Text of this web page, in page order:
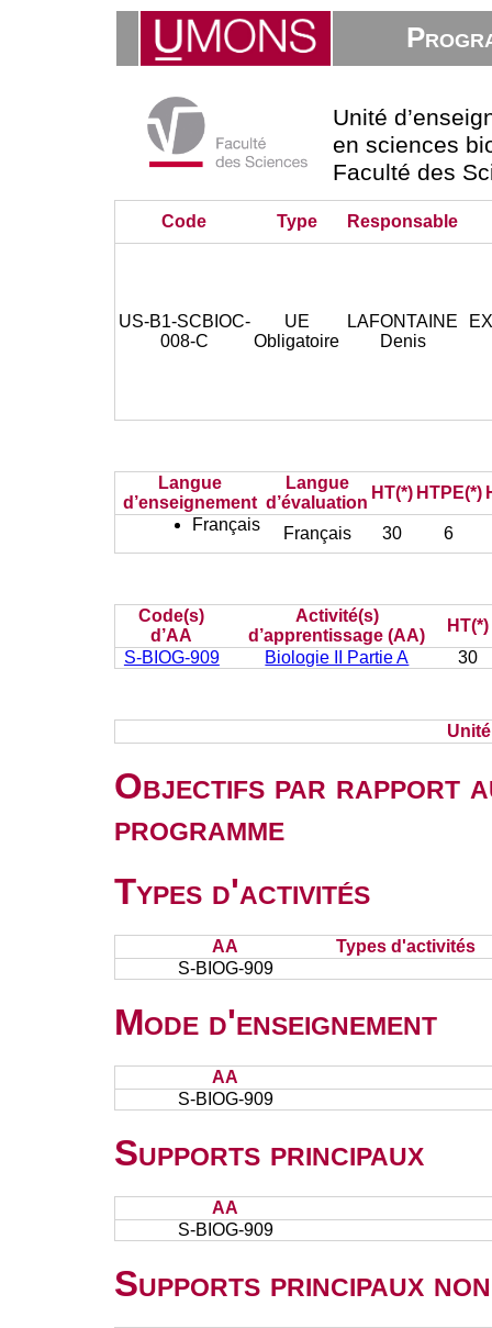
Unité
en sciences
Faculté des
Code Type Responsable
US-B1-SCBIOC-
008-C
UE
Obligatoire
LAFONTAINE
Denis
Langue
d’enseignement
Langue
d’évaluation
HT(*) HTPE(*)
Français
Français 30 6
Code(s)
d’AA
Activité(s)
d’apprentissage (AA)
HT(*)
S-BIOG-909
Biologie II Partie A 30
Objectifs par rapport
programme
Types d'activités
AA
Types d'activités
S-BIOG-909
Mode d'enseignement
AA
S-BIOG-909
Supports principaux
AA
S-BIOG-909
Supports principaux